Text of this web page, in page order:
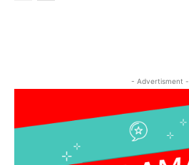
- Advertisment -